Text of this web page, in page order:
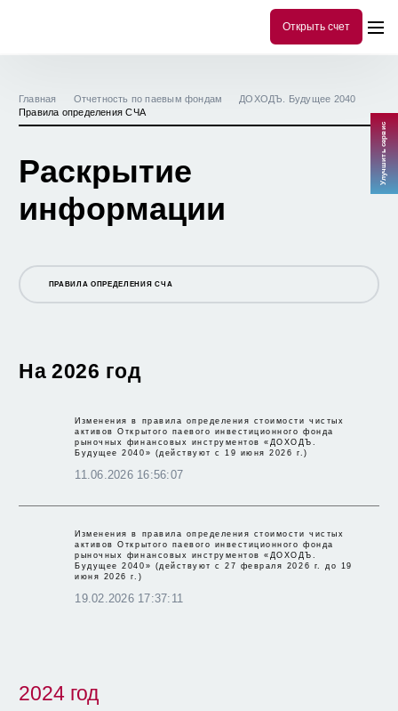
Открыть счет
Главная Отчетность по паевым фондам
ДОХОДЪ. Будущее 2040
Правила определения СЧА
Раскрытие
информации
ПРАВИЛА ОПРЕДЕЛЕНИЯ СЧА
КЛЮЧЕВОЙ ИНФОРМАЦИОННЫЙ ДОКУМЕНТ
ЕЖЕМЕСЯЧНАЯ ОТЧЕТНОСТЬ
ЕЖЕГОДНАЯ ОТЧЕТНОСТЬ
РЕКВИЗИТЫ
УСЛОВИЯ ПРИОБРЕТЕНИЯ, ПОГАШЕНИЯ И ОБМЕНА
На 2026 год
Изменения в правила определения стоимости чистых
активов Открытого паевого инвестиционного фонда
рыночных финансовых инструментов «ДОХОДЪ.
Будущее 2040» (действуют с 19 июня 2026 г.)
11.06.2026 16:56:07
Изменения в правила определения стоимости чистых
активов Открытого паевого инвестиционного фонда
рыночных финансовых инструментов «ДОХОДЪ.
Будущее 2040» (действуют с 27 февраля 2026 г. до 19
июня 2026 г.)
19.02.2026 17:37:11
Улучшить сервис